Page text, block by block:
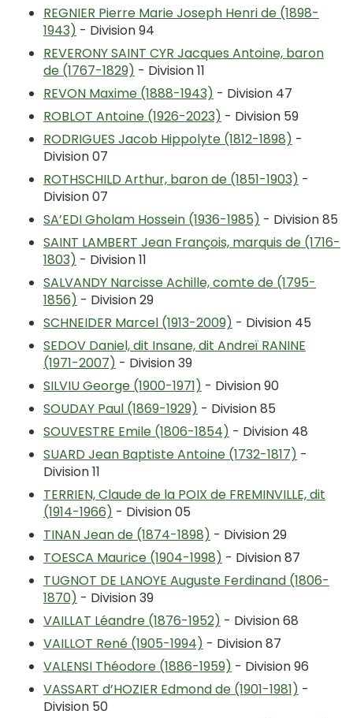
REGNIER Pierre Marie Joseph Henri de (1898-
1943) - Division 94
REVERONY SAINT CYR Jacques Antoine, baron
de (1767-1829) - Division 11
REVON Maxime (1888-1943) - Division 47
ROBLOT Antoine (1926-2023) - Division 59
RODRIGUES Jacob Hippolyte (1812-1898) -
Division 07
ROTHSCHILD Arthur, baron de (1851-1903) -
Division 07
SA’EDI Gholam Hossein (1936-1985) - Division 85
SAINT LAMBERT Jean François, marquis de (1716-
1803) - Division 11
SALVANDY Narcisse Achille, comte de (1795-
1856) - Division 29
SCHNEIDER Marcel (1913-2009) - Division 45
SEDOV Daniel, dit Insane, dit Andreï RANINE
(1971-2007) - Division 39
SILVIU George (1900-1971) - Division 90
SOUDAY Paul (1869-1929) - Division 85
SOUVESTRE Emile (1806-1854) - Division 48
SUARD Jean Baptiste Antoine (1732-1817) -
Division 11
TERRIEN, Claude de la POIX de FREMINVILLE, dit
(1914-1966) - Division 05
TINAN Jean de (1874-1898) - Division 29
TOESCA Maurice (1904-1998) - Division 87
TUGNOT DE LANOYE Auguste Ferdinand (1806-
1870) - Division 39
VAILLAT Léandre (1876-1952) - Division 68
VAILLOT René (1905-1994) - Division 87
VALENSI Théodore (1886-1959) - Division 96
VASSART d’HOZIER Edmond de (1901-1981) -
Division 50